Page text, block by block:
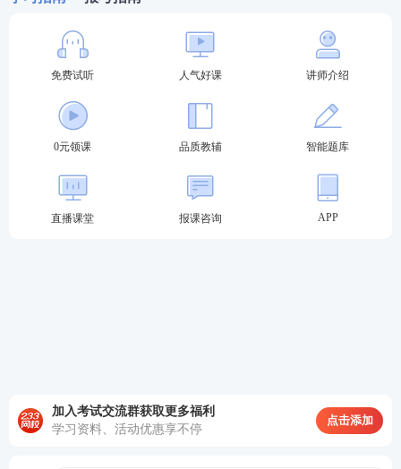
准确，是否有违纪记录或其它异常情况等，不对试卷
进行重评。
3、复查程序。如对考试成绩有异议，考生在成绩公布
后30日内向当地考试机构提交书面复查申请，各地人
心汇总后交有关部门进行成绩复核，复核结果由各地
人事考试机构反馈考生。
免费试听 人气好课 讲师介绍
0元领课 品质教辅 智能题库
直播课堂 报课咨询 APP
加入考试交流群获取更多福利
学习资料、活动优惠享不停
点击添加